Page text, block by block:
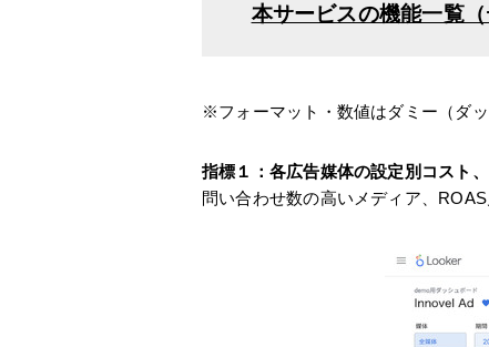
本サービスの機能一覧
※フォーマット・数値はダミー（ダ
指標１：各広告媒体の設定別コスト
問い合わせ数の高いメディア、